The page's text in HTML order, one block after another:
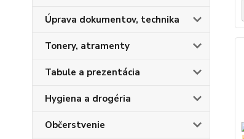
Úprava dokumentov, technika
Tonery, atramenty
Tabule a prezentácia
Hygiena a drogéria
Občerstvenie